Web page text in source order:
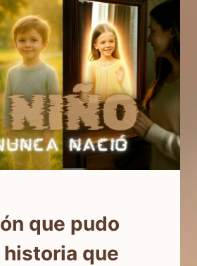
que pudo
historia que